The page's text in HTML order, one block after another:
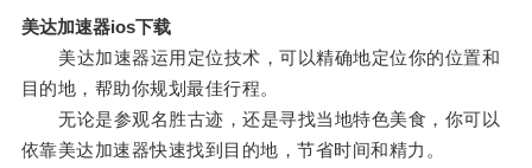
美达加速器ios下载
美达加速器运用定位技术，可以精确地定位你的位置和
目的地，帮助你规划最佳行程。
无论是参观名胜古迹，还是寻找当地特色美食，你可以
依靠美达加速器快速找到目的地，节省时间和精力。